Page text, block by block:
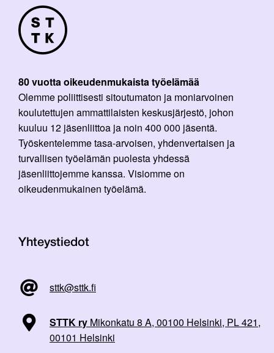
80 vuotta oikeudenmukaista työelämää
Olemme poliittisesti sitoutumaton ja moniarvoinen
koulutettujen ammattilaisten keskusjärjestö, johon
kuuluu 12 jäsenliittoa ja noin 400 000 jäsentä.
Työskentelemme tasa-arvoisen, yhdenvertaisen ja
turvallisen työelämän puolesta yhdessä
jäsenliittojemme kanssa. Visiomme on
oikeudenmukainen työelämä.
Yhteystiedot
sttk@sttk.fi
STTK ry Mikonkatu 8 A, 00100 Helsinki, PL 421,
00101 Helsinki